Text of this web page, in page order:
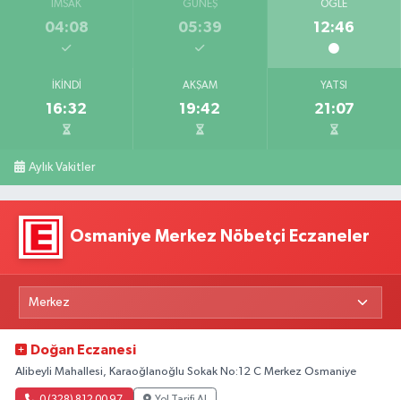
İMSAK
04:08
GÜNEŞ
05:39
ÖĞLE
12:46
İKINDI
16:32
AKŞAM
19:42
YATSI
21:07
Aylık Vakitler
Osmaniye Merkez Nöbetçi Eczaneler
Doğan Eczanesi
Alibeyli Mahallesi, Karaoğlanoğlu Sokak No:12 C Merkez Osmaniye